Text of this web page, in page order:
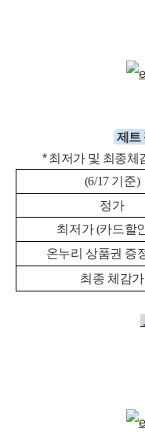
제트
* 최저가 및 최종체
(6/17 기준)
정가
최저가 (카드할
온누리 상품권 증
최종 체감가